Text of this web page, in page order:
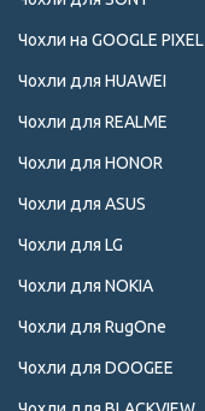
Чохли на GOOGLE PIXEL
Чохли для HUAWEI
Чохли для REALME
Чохли для HONOR
Чохли для ASUS
Чохли для LG
Чохли для NOKIA
Чохли для RugOne
Чохли для DOOGEE